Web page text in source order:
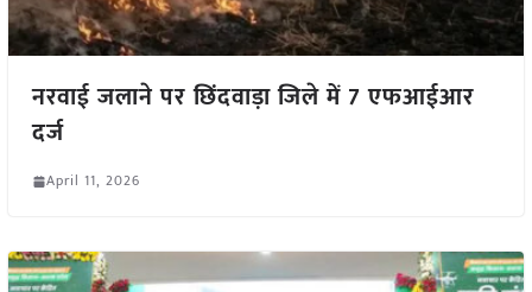
नरवाई जलाने पर छिंदवाड़ा जिले में 7 एफआईआर
दर्ज
April 11, 2026